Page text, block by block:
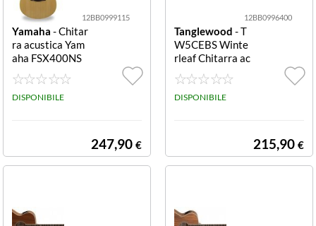
12BB0999115
Yamaha - Chitar
ra acustica Yam
aha FSX400NS
SERIE FX400 N
atural Satin
DISPONIBILE
247,90 €
12BB0996400
Tanglewood - T
W5CEBS Winte
rleaf Chitarra ac
ustica in mogan
o Black Shadow
Gloss Chitarra a
ss
DISPONIBILE
215,90 €